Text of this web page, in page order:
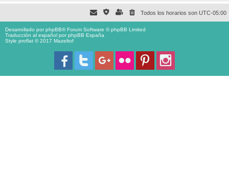
Todos los horarios son UTC-05:00
Desarrollado porphpBB® Forum Software © phpBB Limited
Traducción al español porphpBB España
Style proflat © 2017 Mazeltof